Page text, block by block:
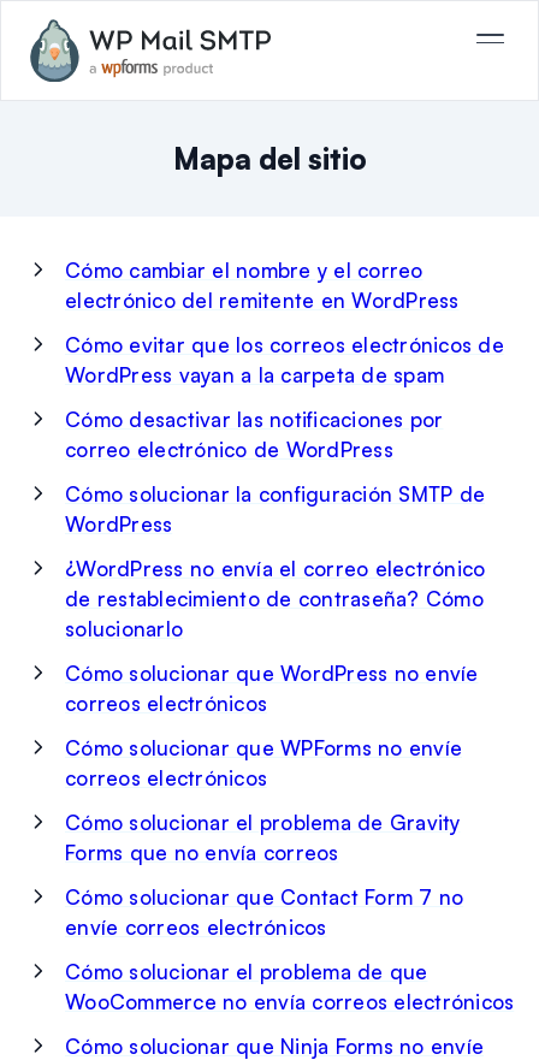
Mapa del sitio
Cómo cambiar el nombre y el correo
electrónico del remitente en WordPress
Cómo evitar que los correos electrónicos de
WordPress vayan a la carpeta de spam
Cómo desactivar las notificaciones por
correo electrónico de WordPress
Cómo solucionar la configuración SMTP de
WordPress
¿WordPress no envía el correo electrónico
de restablecimiento de contraseña? Cómo
solucionarlo
Cómo solucionar que WordPress no envíe
correos electrónicos
Cómo solucionar que WPForms no envíe
correos electrónicos
Cómo solucionar el problema de Gravity
Forms que no envía correos
Cómo solucionar que Contact Form 7 no
envíe correos electrónicos
Cómo solucionar el problema de que
WooCommerce no envía correos electrónicos
Cómo solucionar que Ninja Forms no envíe